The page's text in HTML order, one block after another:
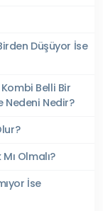
Düşüyor İse
Belli Bir
Nedeni Nedir?
Olmalı?
İse